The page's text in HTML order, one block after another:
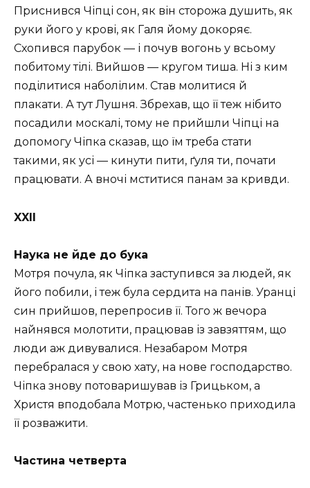
Приснився Чіпці сон, як він сторожа душить, як
руки його у крові, як Галя йому докоряє.
Схопився парубок — і почув вогонь у всьому
побитому тілі. Вийшов — кругом тиша. Ні з ким
поділитися наболілим. Став молитися й
плакати. А тут Лушня. Збрехав, що її теж нібито
посадили москалі, тому не прийшли Чіпці на
допомогу Чіпка сказав, що їм треба стати
такими, як усі — кинути пити, ґуля ти, почати
працювати. А вночі мститися панам за кривди.
XXII
Наука не йде до бука
Мотря почула, як Чіпка заступився за людей, як
його побили, і теж була сердита на панів. Уранці
син прийшов, перепросив її. Того ж вечора
найнявся молотити, працював із завзяттям, що
люди аж дивувалися. Незабаром Мотря
перебралася у свою хату, на нове господарство.
Чіпка знову потоваришував із Грицьком, а
Христя вподобала Мотрю, частенько приходила
її розважити.
Частина четверта